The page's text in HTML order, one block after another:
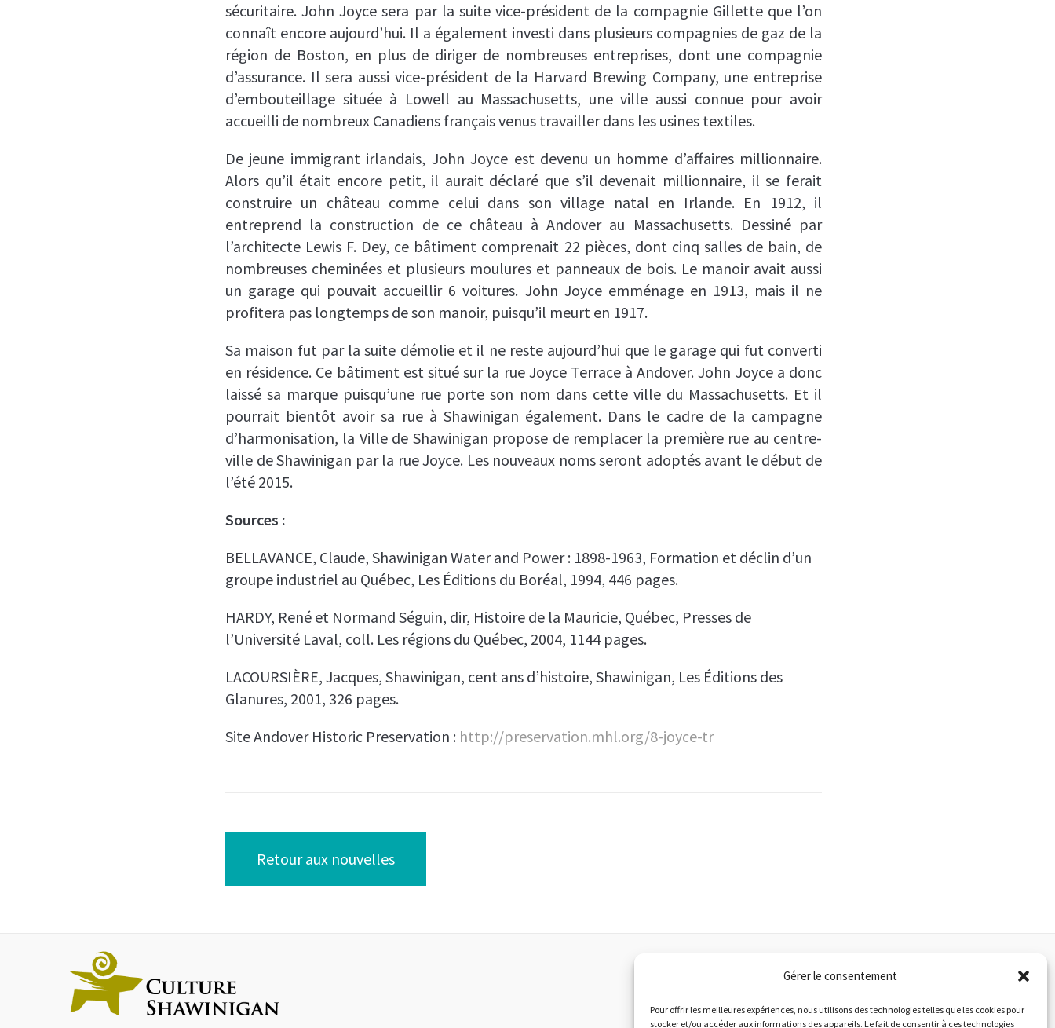
Gérer le consentement
Pour offrir les meilleures expériences, nous utilisons des technologies telles que les cookies pour
stocker et/ou accéder aux informations des appareils. Le fait de consentir à ces technologies
sécuritaire. John Joyce sera par la suite vice-président de la compagnie Gillette que l’on
connaît encore aujourd’hui. Il a également investi dans plusieurs compagnies de gaz de la
région de Boston, en plus de diriger de nombreuses entreprises, dont une compagnie
d’assurance. Il sera aussi vice-président de la Harvard Brewing Company, une entreprise
d’embouteillage située à Lowell au Massachusetts, une ville aussi connue pour avoir
accueilli de nombreux Canadiens français venus travailler dans les usines textiles.
De jeune immigrant irlandais, John Joyce est devenu un homme d’affaires millionnaire.
Alors qu’il était encore petit, il aurait déclaré que s’il devenait millionnaire, il se ferait
construire un château comme celui dans son village natal en Irlande. En 1912, il
entreprend la construction de ce château à Andover au Massachusetts. Dessiné par
l’architecte Lewis F. Dey, ce bâtiment comprenait 22 pièces, dont cinq salles de bain, de
nombreuses cheminées et plusieurs moulures et panneaux de bois. Le manoir avait aussi
un garage qui pouvait accueillir 6 voitures. John Joyce emménage en 1913, mais il ne
profitera pas longtemps de son manoir, puisqu’il meurt en 1917.
Sa maison fut par la suite démolie et il ne reste aujourd’hui que le garage qui fut converti
en résidence. Ce bâtiment est situé sur la rue Joyce Terrace à Andover. John Joyce a donc
laissé sa marque puisqu’une rue porte son nom dans cette ville du Massachusetts. Et il
pourrait bientôt avoir sa rue à Shawinigan également. Dans le cadre de la campagne
d’harmonisation, la Ville de Shawinigan propose de remplacer la première rue au centre-
ville de Shawinigan par la rue Joyce. Les nouveaux noms seront adoptés avant le début de
l’été 2015.
Sources :
BELLAVANCE, Claude, Shawinigan Water and Power : 1898-1963, Formation et déclin d’un
groupe industriel au Québec, Les Éditions du Boréal, 1994, 446 pages.
HARDY, René et Normand Séguin, dir, Histoire de la Mauricie, Québec, Presses de
l’Université Laval, coll. Les régions du Québec, 2004, 1144 pages.
LACOURSIÈRE, Jacques, Shawinigan, cent ans d’histoire, Shawinigan, Les Éditions des
Glanures, 2001, 326 pages.
Site Andover Historic Preservation : http://preservation.mhl.org/8-joyce-tr
Retour aux nouvelles
Autres informations
Les incontournables